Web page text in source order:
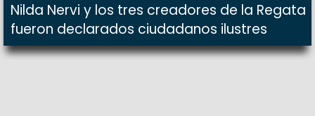
Nilda Nervi y los tres creadores de la Regata
fueron declarados ciudadanos ilustres